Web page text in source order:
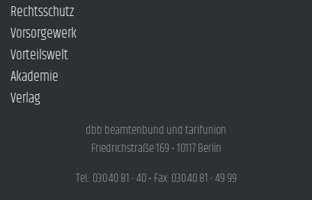
Rechtsschutz
Vorsorgewerk
Vorteilswelt
Akademie
Verlag
dbb beamtenbund und tarifunion
Friedrichstraße 169 • 10117 Berlin
Tel.: 030.40 81 - 40 • Fax: 030.40 81 - 49 99